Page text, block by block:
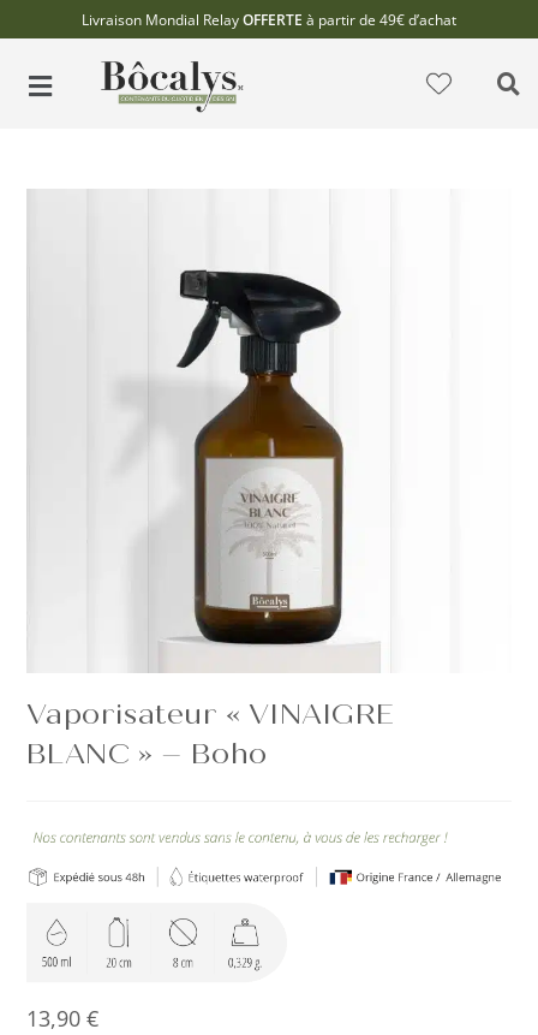
Livraison Mondial RelayOFFERTE à partir de 49€ d’achat
Vaporisateur « VINAIGRE
BLANC » – Boho
13,90€